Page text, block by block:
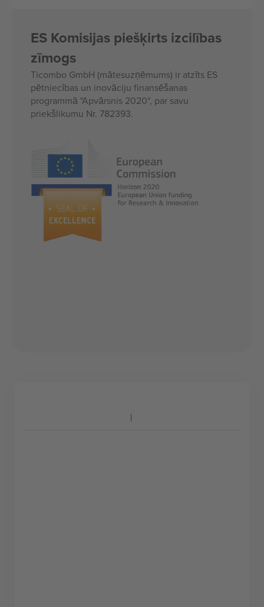
ES Komisijas piešķirts izcilības
zīmogs
Ticombo GmbH (mātesuzņēmums) ir atzīts ES
pētniecības un inovāciju finansēšanas
programmā "Apvārsnis 2020", par savu
priekšlikumu Nr. 782393.